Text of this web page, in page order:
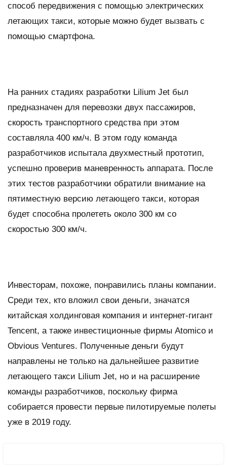
способ передвижения с помощью электрических
летающих такси, которые можно будет вызвать с
помощью смартфона.
На ранних стадиях разработки Lilium Jet был
предназначен для перевозки двух пассажиров,
скорость транспортного средства при этом
составляла 400 км/ч. В этом году команда
разработчиков испытала двухместный прототип,
успешно проверив маневренность аппарата. После
этих тестов разработчики обратили внимание на
пятиместную версию летающего такси, которая
будет способна пролететь около 300 км со
скоростью 300 км/ч.
Инвесторам, похоже, понравились планы компании.
Среди тех, кто вложил свои деньги, значатся
китайская холдинговая компания и интернет-гигант
Tencent, а также инвестиционные фирмы Atomico и
Obvious Ventures. Полученные деньги будут
направлены не только на дальнейшее развитие
летающего такси Lilium Jet, но и на расширение
команды разработчиков, поскольку фирма
собирается провести первые пилотируемые полеты
уже в 2019 году.